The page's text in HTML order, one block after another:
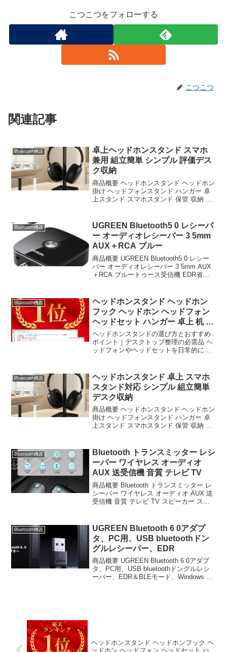
こつこつをフォローする
こつこつ
関連記事
Bluetooth機器
卓上ヘッドホンスタンド スマホ
兼用 組立簡単 シンプル 評価デス
ク収納
商品概要 ヘッドホンスタンド ヘッドホン
掛け ヘッドフォンスタンド ハンガー 卓
上スタンド スマホスタンド 保管 収納 卓
シンプル オシャレ ...
Bluetooth機器
UGREEN Bluetooth5 0 レシーバ
ー オーディオレシーバー 3 5mm
AUX＋RCA ブルー
商品概要 UGREEN Bluetooth5 0 レシー
バー オーディオレシーバー 3 5mm AUX
＋RCA ブルートゥース受信機 EDR省電
ューをお届...
Bluetooth機器
ヘッドホンスタンド ヘッドホン
フック ヘッドホン ヘッドフォン
ヘッドセット ハンガー 卓上 机 デ
スク 整理
ヘッドホンスタンドの選び方とおすすめ
ポイント｜デスクトップ整理の必需品 ヘ
ッドフォンやヘッドセットを日常的に使
することは桌上の見た目ではなく、コー
ドの tangling...
Bluetooth機器
ヘッドホンスタンド 卓上 スマホ
スタンド対応 シンプル 組立簡単
デスク収納
商品概要 ヘッドホンスタンド ヘッドホン
掛け ヘッドフォンスタンド ハンガー 卓
上スタンド スマホスタンド 保管 収納 卓
シンプル オシャレ ...
Bluetooth機器
Bluetooth トランスミッター レシ
ーバー ワイヤレス オーディオ
AUX 送受信機 音質 テレビ TV
商品概要 Bluetooth トランスミッター レ
シーバー ワイヤレス オーディオ AUX 送
受信機 音質 テレビ TV スピーカー ステ
タブレッ...
Bluetooth機器
UGREEN Bluetooth 6 0アダプ
タ、PC用、USB bluetoothドン
グルレシーバー、EDR
商品概要 UGREEN Bluetooth 6 0アダプ
タ、PC用、USB bluetoothドングルレシ
ーバー、EDR＆BLEモード、Windows 11
ヘッドホンスタンド ヘッドホンフック ヘ
ッドホン ヘッドフォン ヘッドセット ハ